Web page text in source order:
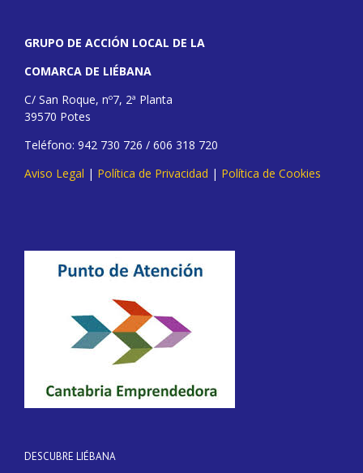
GRUPO DE ACCIÓN LOCAL DE LA
COMARCA DE LIÉBANA
C/ San Roque, nº7, 2ª Planta
39570 Potes
Teléfono: 942 730 726 / 606 318 720
Aviso Legal | Política de Privacidad | Política de Cookies
DESCUBRE LIÉBANA